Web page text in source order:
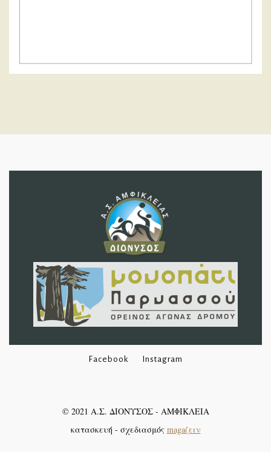
Facebook Instagram
© 2021 Α.Σ. ΔΙΟΝΥΣΟΣ - ΑΜΦΙΚΛΕΙΑ
κατασκευή - σχεδιασμός magaζειν